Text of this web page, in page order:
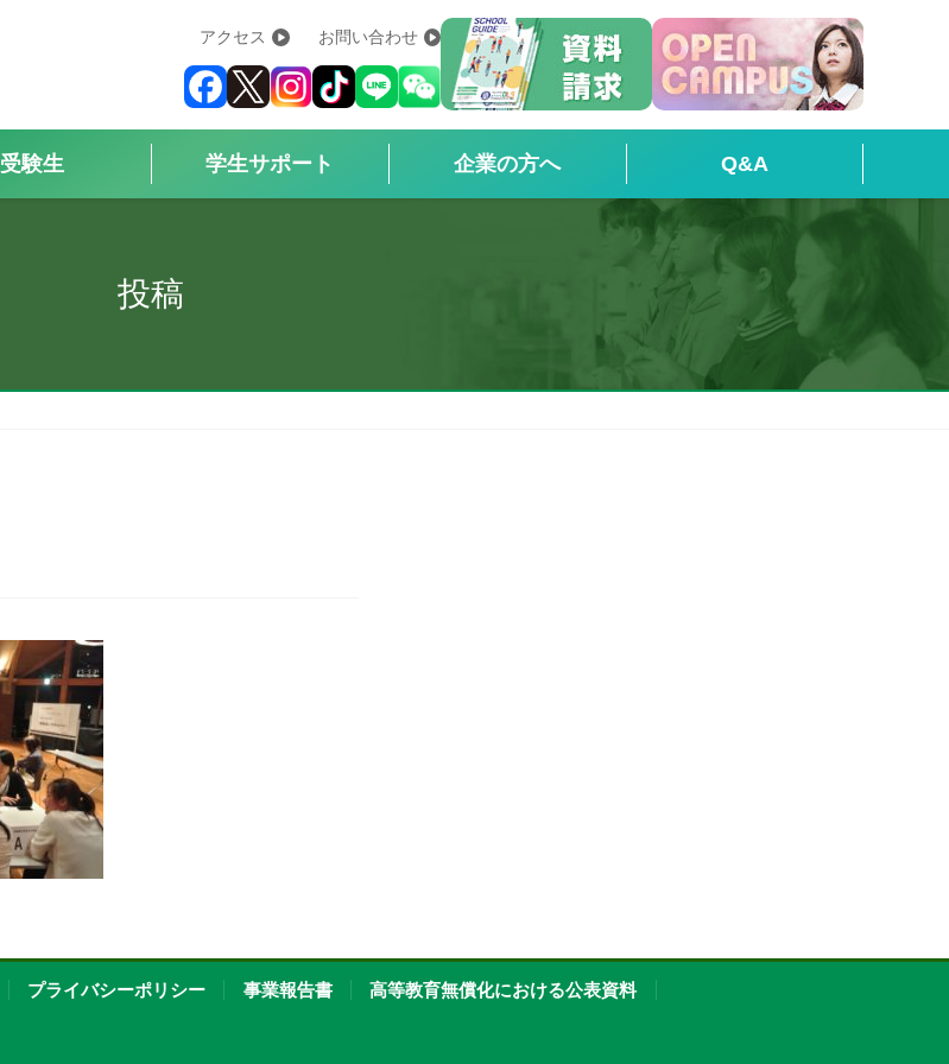
アクセス お問い合わせ
受験生 学生サポート 企業の方へ Q&A
学校紹介+
学科・コース+
受験生+
OPENキャンパス
投稿
プライバシーポリシー 事業報告書 高等教育無償化における公表資料